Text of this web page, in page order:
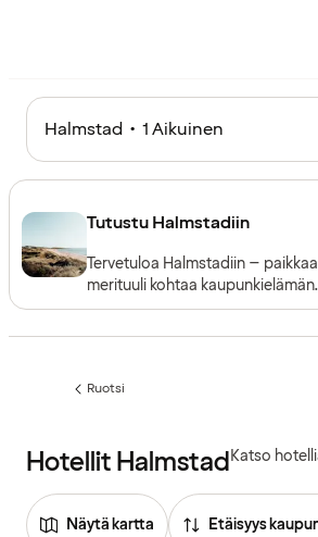
Halmstad • 1 Aikuinen
Tutustu Halmstadiin
Tervetuloa Halmstadiin –
merituuli kohtaa
rannikkokaupunki, joka on
hetkistä rannalla.
Edellinen
Ruotsi
Hotellit HalmstadKatso
Näytä kartta Etäisyys